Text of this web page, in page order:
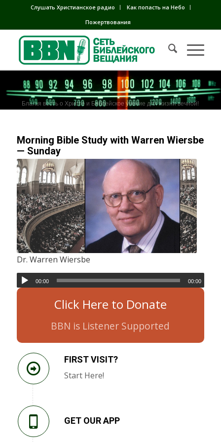
Слушать Христианское радио
Как попасть на Небо
Пожертвования
Благая весть о Христе и Библейское учение для жизни вечной!
Morning Bible Study with Warren Wiersbe
— Sunday
Dr. Warren Wiersbe
00:00 00:00
Click Here to Donate
BBN is Listener Supported
FIRST VISIT?
Start Here!
GET OUR APP